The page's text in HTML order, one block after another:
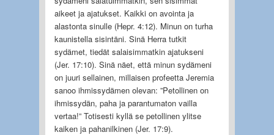
aikeet ja ajatukset. Kaikki on avointa ja
alastonta sinulle (Hepr. 4:12). Minun on turha
kaunistella sisintäni. Sinä Herra tutkit
sydämet, tiedät salaisimmatkin ajatukseni
(Jer. 17:10). Sinä näet, että minun sydämeni
on juuri sellainen, millaisen profeetta Jeremia
sanoo ihmissydämen olevan: ”Petollinen on
ihmissydän, paha ja parantumaton vailla
vertaa!” Totisesti kyllä se petollinen ylitse
kaiken ja pahanilkinen (Jer. 17:9).